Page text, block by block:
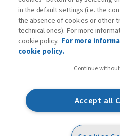
Contatti
Abbonamenti
Archivio rubriche
Privacy
Dichiarazione di accessibilità
Mappa del sito
in the default settings (i.e. the
the absence of cookies or other
technical ones). For more
cookie policy. For more
cookie policy.
Continue
Accept all